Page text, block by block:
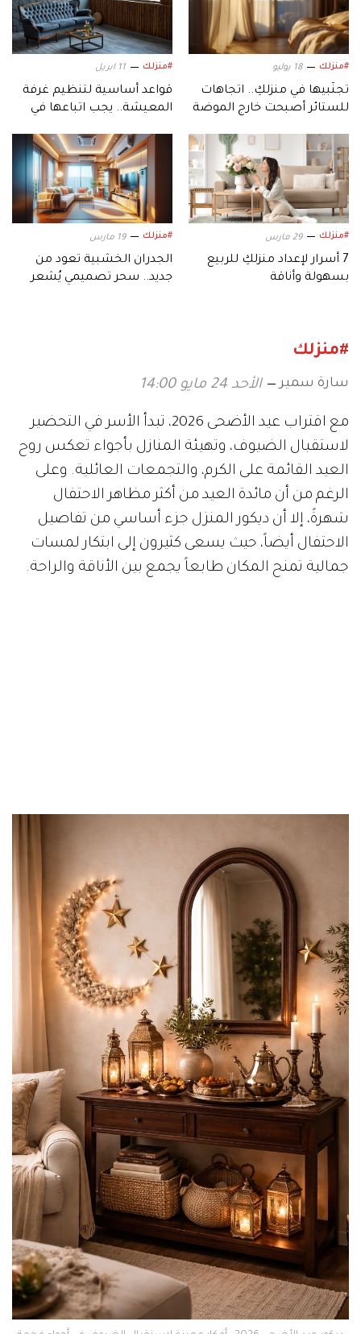
#منزلك 18 يوليو
تجنّبيها في منزلكِ.. اتجاهات
للستائر أصبحت خارج الموضة
#منزلك 11 ابريل
قواعد أساسية لتنظيم غرفة
المعيشة.. يجب اتباعها في
#منزلك 29 مارس
7 أسرار لإعداد منزلكِ للربيع
بسهولة وأناقة
#منزلك 19 مارس
الجدران الخشبية تعود من
جديد.. سحر تصميمي يُشعر
#منزلك
سارة سمير الأحد 24 مايو 14:00
مع اقتراب عيد الأضحى 2026، تبدأ الأسر في التحضير
لاستقبال الضيوف، وتهيئة المنازل بأجواء تعكس روح
العيد القائمة على الكرم، والتجمعات العائلية. وعلى
الرغم من أن مائدة العيد من أكثر مظاهر الاحتفال
شهرةً، إلا أن ديكور المنزل جزء أساسي من تفاصيل
الاحتفال أيضاً، حيث يسعى كثيرون إلى ابتكار لمسات
جمالية تمنح المكان طابعاً يجمع بين الأناقة والراحة.